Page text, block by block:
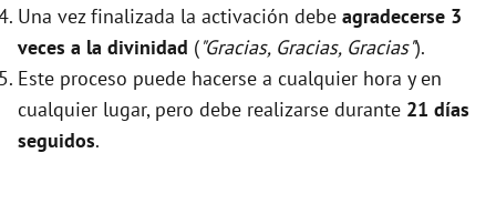
Una vez finalizada la activación debe agradecerse 3
veces a la divinidad ("Gracias, Gracias, Gracias").
Este proceso puede hacerse a cualquier hora y en
cualquier lugar, pero debe realizarse durante 21 días
seguidos.